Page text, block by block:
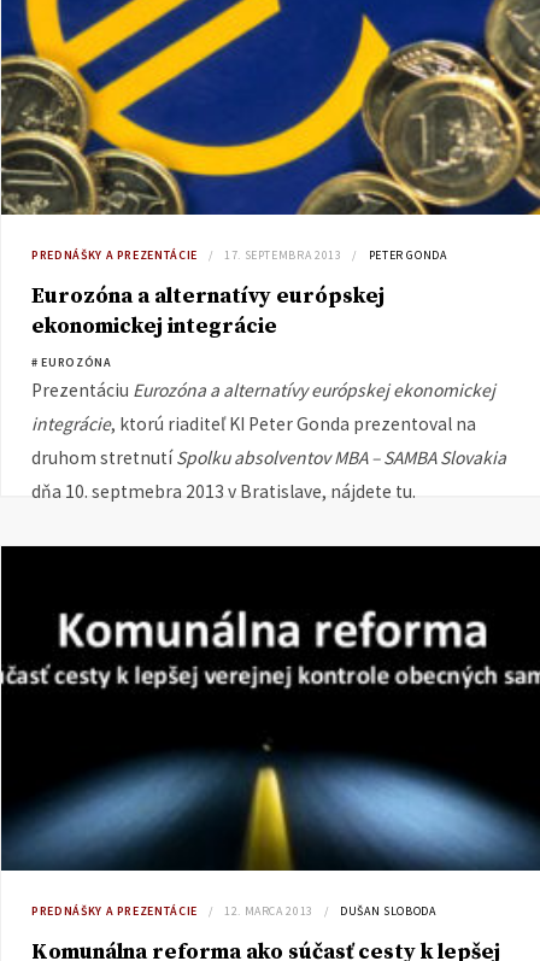
PREDNÁŠKY A PREZENTÁCIE 17. SEPTEMBRA 2013 PETER GONDA
Eurozóna a alternatívy európskej
ekonomickej integrácie
# EUROZÓNA
Prezentáciu Eurozóna a alternatívy európskej ekonomickej
integrácie, ktorú riaditeľ KI Peter Gonda prezentoval na
druhom stretnutíSpolku absolventov MBA – SAMBA Slovakia
dňa 10. septmebra 2013 v Bratislave, nájdete tu.
PREDNÁŠKY A PREZENTÁCIE 12. MARCA 2013 DUŠAN SLOBODA
Komunálna reforma ako súčasť cesty k lepšej